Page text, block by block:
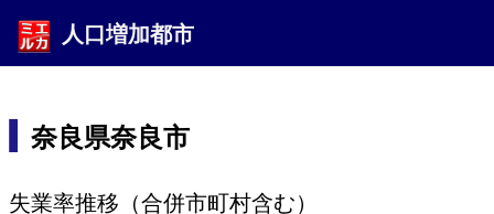
人口増加都市
奈良県奈良市
失業率推移（合併市町村含む）